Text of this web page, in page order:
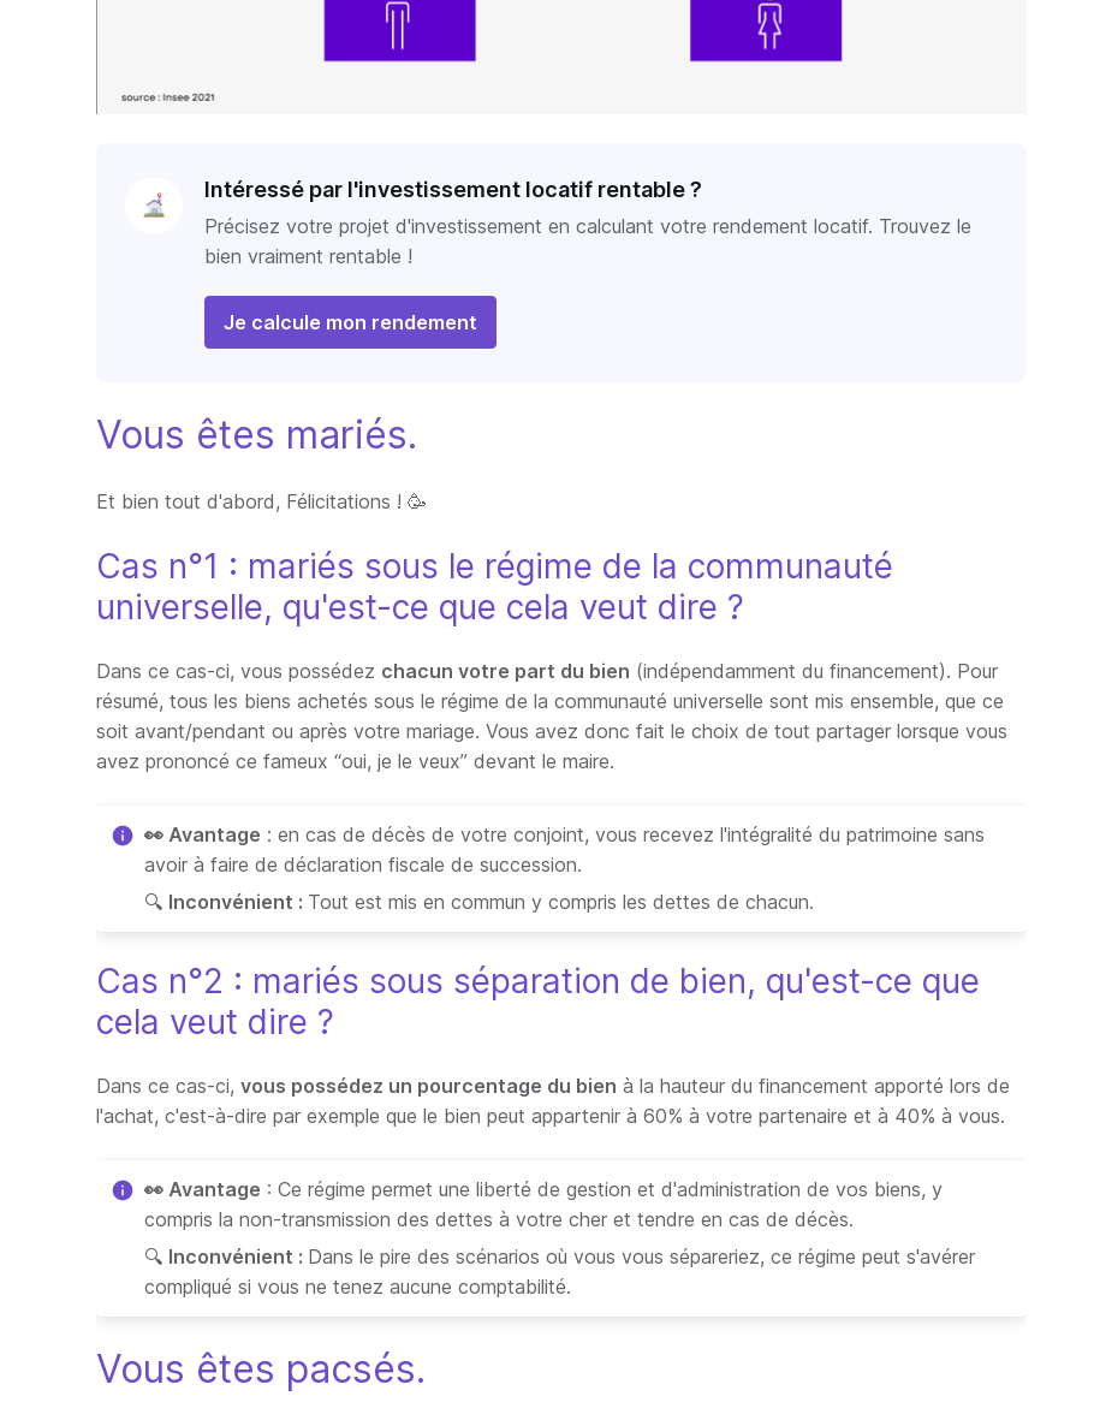
Intéressé par l'investissement locatif rentable ?
Précisez votre projet d'investissement en calculant votre rendement locatif. Trouvez le
bien vraiment rentable !
Je calcule mon rendement
Vous êtes mariés.
Et bien tout d'abord, Félicitations ! 🥳
Cas n°1 : mariés sous le régime de la communauté
universelle, qu'est-ce que cela veut dire ?
Dans ce cas-ci, vous possédez chacun votre part du bien (indépendamment du financement). Pour
résumé, tous les biens achetés sous le régime de la communauté universelle sont mis ensemble, que ce
soit avant/pendant ou après votre mariage. Vous avez donc fait le choix de tout partager lorsque vous
avez prononcé ce fameux “oui, je le veux” devant le maire.
👀 Avantage : en cas de décès de votre conjoint, vous recevez l'intégralité du patrimoine sans
avoir à faire de déclaration fiscale de succession.
🔍 Inconvénient : Tout est mis en commun y compris les dettes de chacun.
Cas n°2 : mariés sous séparation de bien, qu'est-ce que
cela veut dire ?
Dans ce cas-ci, vous possédez un pourcentage du bien à la hauteur du financement apporté lors de
l'achat, c'est-à-dire par exemple que le bien peut appartenir à 60% à votre partenaire et à 40% à vous.
👀 Avantage : Ce régime permet une liberté de gestion et d'administration de vos biens, y
compris la non-transmission des dettes à votre cher et tendre en cas de décès.
🔍 Inconvénient : Dans le pire des scénarios où vous vous sépareriez, ce régime peut s'avérer
compliqué si vous ne tenez aucune comptabilité.
Vous êtes pacsés.